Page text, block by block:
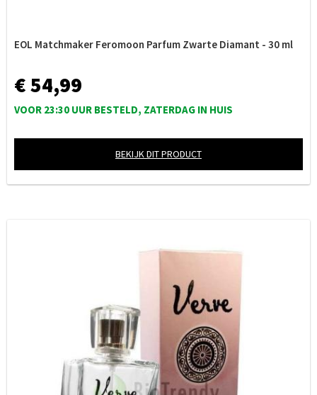
EOL Matchmaker Feromoon Parfum Zwarte Diamant - 30 ml
€ 54,99
VOOR 23:30 UUR BESTELD, ZATERDAG IN HUIS
BEKIJK DIT PRODUCT